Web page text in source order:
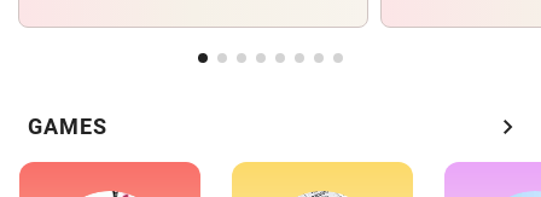
GAMES chevron_right